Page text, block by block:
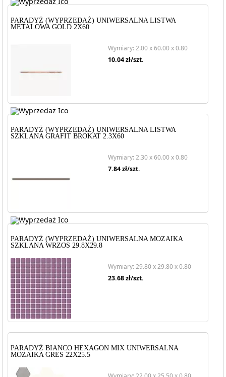
PARADYŻ (WYPRZEDAŻ) UNIWERSALNA LISTWA
METALOWA GOLD 2X60
Wymiary: 2.00 x 60.00 x 0.80
10.04zł/szt.
PARADYŻ (WYPRZEDAŻ) UNIWERSALNA LISTWA
SZKLANA GRAFIT BROKAT 2.3X60
Wymiary: 2.30 x 60.00 x 0.80
7.84zł/szt.
PARADYŻ (WYPRZEDAŻ) UNIWERSALNA MOZAIKA
SZKLANA WRZOS 29.8X29.8
Wymiary: 29.80 x 29.80 x 0.80
23.68zł/szt.
PARADYŻ BIANCO HEXAGON MIX UNIWERSALNA
MOZAIKA GRES 22X25.5